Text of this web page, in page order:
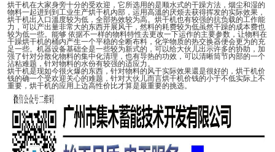
烘干机在大家身旁十分的受欢迎，它所选用的是顺水式的干躁方法，烟尘和湿的
物料一起进到到工业生产烘干机內部，运用高溫的厌烦去获得挥发的实际效果，
烘干机出入口溫度较为低，全部热效较为高。烘干机也有较强的抗负载的工作能
力，可以产出量非常大的东西开展风干，然料的耗费较为低虽然干躁的成本费也
较为低一些。能够 依据不一样的物料特性去更改一下运作的主要参数，让物料在
干躁烘干机的桶内产生一个平稳的全断布料，化学物质的热交换器便会更为的充
足一些。机器设备基础全是一些较为新式的，可以给大伙儿出示许多的协助，加
强了针对分散化物料的集中化清理，也有导热的功效，可以清晰筒节內部的一个
沾粘难题，针对物料的水份有较强的适应力。
烘干机是现如今很火爆的东西，针对物料的风干实际效果還是很好的，烘干机价
钱的确一个受欢迎关心的难题，针对大伙儿而言烘干机价钱的小于不低实际上不
重要，烘干机的应用上边高性价比才算是最重要的挑选。